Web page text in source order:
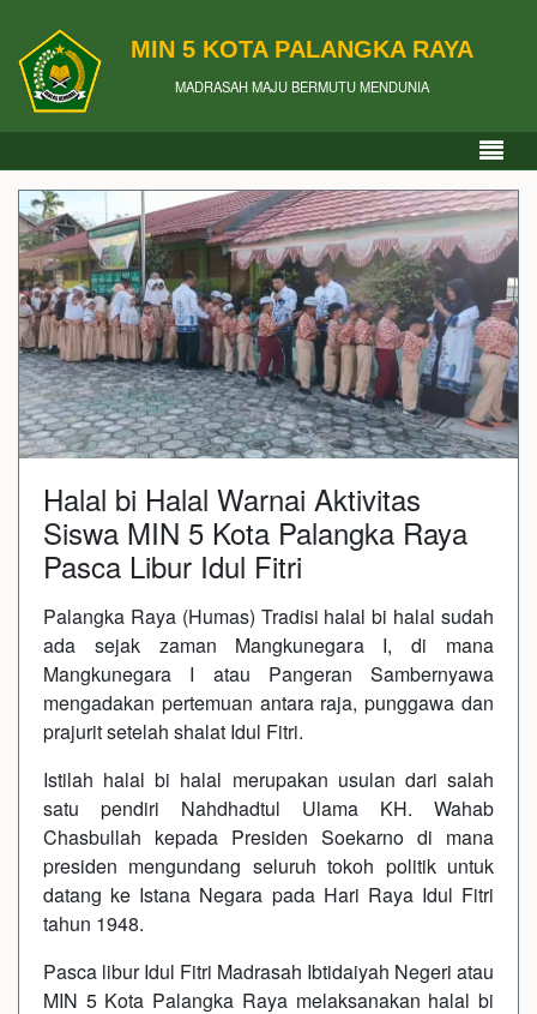
MIN 5 KOTA PALANGKA RAYA
MADRASAH MAJU BERMUTU MENDUNIA
Halal bi Halal Warnai Aktivitas
Siswa MIN 5 Kota Palangka Raya
Pasca Libur Idul Fitri
Palangka Raya (Humas) Tradisi halal bi halal sudah
ada sejak zaman Mangkunegara I, di mana
Mangkunegara I atau Pangeran Sambernyawa
mengadakan pertemuan antara raja, punggawa dan
prajurit setelah shalat Idul Fitri.
Istilah halal bi halal merupakan usulan dari salah
satu pendiri Nahdhadtul Ulama KH. Wahab
Chasbullah kepada Presiden Soekarno di mana
presiden mengundang seluruh tokoh politik untuk
datang ke Istana Negara pada Hari Raya Idul Fitri
tahun 1948.
Pasca libur Idul Fitri Madrasah Ibtidaiyah Negeri atau
MIN 5 Kota Palangka Raya melaksanakan halal bi